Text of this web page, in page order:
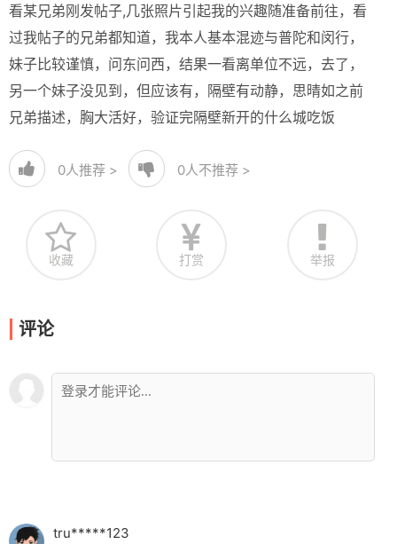
看某兄弟刚发帖子,几张照片引起我的兴趣随准备前往，看
过我帖子的兄弟都知道，我本人基本混迹与普陀和闵行，
妹子比较谨慎，问东问西，结果一看离单位不远，去了，
另一个妹子没见到，但应该有，隔壁有动静，思晴如之前
兄弟描述，胸大活好，验证完隔壁新开的什么城吃饭
0人推荐 > 0人不推荐 >
收藏 打赏 举报
评论
tru*****123